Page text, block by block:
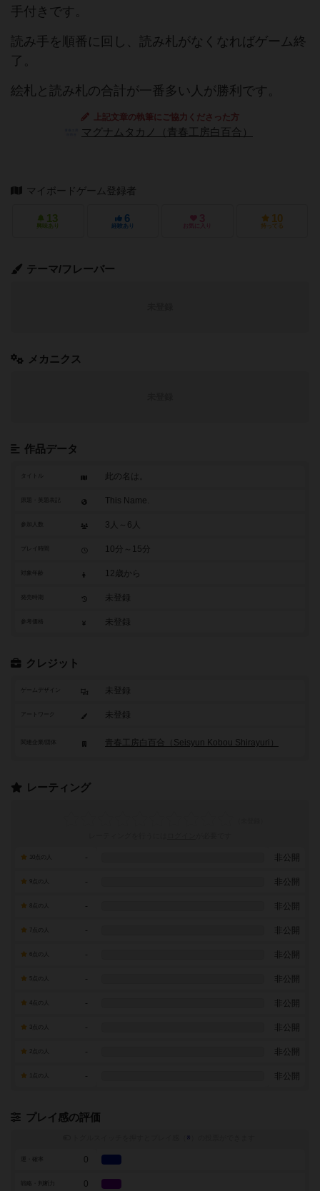
手付きです。
読み手を順番に回し、読み札がなくなればゲーム終
了。
絵札と読み札の合計が一番多い人が勝利です。
上記文章の執筆にご協力くださった方
マグナムタカノ（青春工房白百合）
マイボードゲーム登録者
13
興味あり
6
経験あり
3
お気に入り
10
持ってる
テーマ/フレーバー
メカニクス
作品データ
タイトル 此の名は。
This Name.
参加人数 3人～6人
10分～15分
12歳から
未登録
参考価格 未登録
クレジット
ゲームデザイン 未登録
アートワーク 未登録
青春工房白百合（Seisyun Kobou Shirayuri）
レーティング
- 非公開
- 非公開
- 非公開
7点の人 - 非公開
- 非公開
- 非公開
- 非公開
- 非公開
- 非公開
- 非公開
プレイ感の評価
※
0
戦略・判断力 0